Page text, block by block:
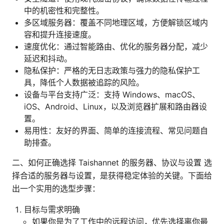
中的机密性和完整性。
多区域服务器：覆盖不同地理区域，方便解锁区域内
容和提升连接速度。
速度优化：通过智能路由、优化的服务器分配，减少
延迟和抖动。
隐私保护：严格的无日志政策与强力的隐私保护工
具，降低个人数据被追踪的风险。
设备与平台支持广泛：支持 Windows、macOS、
iOS、Android、Linux，以及浏览器扩展和路由器设
置。
易用性：友好的界面、简单的连接流程、常见问题自
助排查。
二、如何正确选择 Taishannet 的服务器、协议与设置 选
择合适的服务器与设置，是获得稳定体验的关键。下面给
出一个实用的选型步骤：
目标与需求明确
如果你是为了工作中的远程访问，优先选择离你最